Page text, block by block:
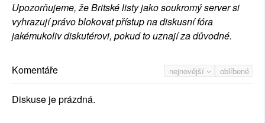
Upozorňujeme, že Britské listy jako soukromý server si
vyhrazují právo blokovat přístup na diskusní fóra
jakémukoliv diskutérovi, pokud to uznají za důvodné.
nejnovější oblíbené
Komentáře
Diskuse je prázdná.